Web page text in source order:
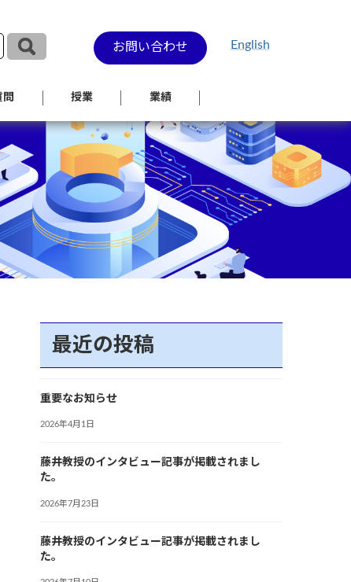
お問い合わせ English
問 授業 業績
最近の投稿
重要なお知らせ
2026年4月1日
藤井教授のインタビュー記事が掲載されまし
た。
2026年7月23日
藤井教授のインタビュー記事が掲載されまし
た。